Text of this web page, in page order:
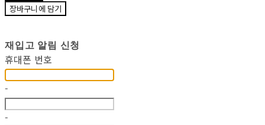
장바구니에 담기
재입고 알림 신청
휴대폰 번호
-
-